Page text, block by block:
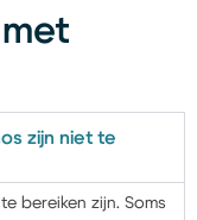
zijn niet te
bereiken zijn. Soms